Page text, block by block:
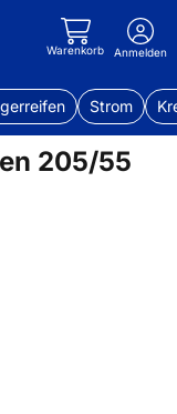
Warenkorb Anmelden
Strom
205/55